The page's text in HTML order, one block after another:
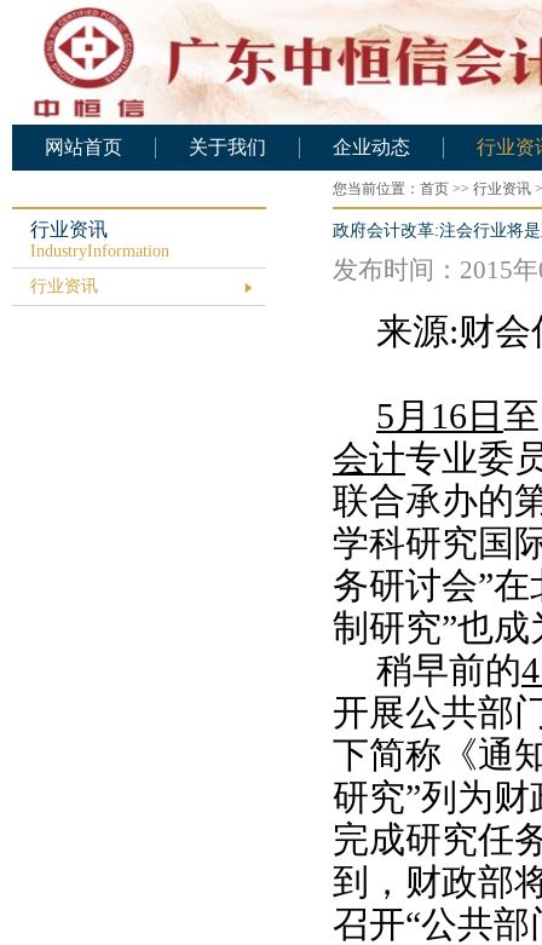
网站首页 关于我们
人力资源
基础设施
企业动态
企业动态
行业资
行业资
行业资讯
IndustryInformation
行业资讯
您当前位置： 首页 >> 行业资讯
政府会计改革:注会行业将
发布时间：2015
来源:财
5月16日
会计专业委
联合承办的
学科研究国
务研讨会”
制研究”也
稍早前的
开展公共部
下简称《通
研究”列为
完成研究任
到，财政部
召开“公共